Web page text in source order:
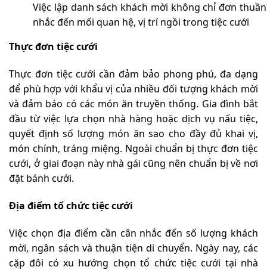
Việc lập danh sách khách mời không chỉ đơn
nhắc đến mối quan hệ, vị trí ngồi trong tiệc cưới
Thực đơn tiệc cưới
Thực đơn tiệc cưới cần đảm bảo phong phú, đa dạng
để phù hợp với khẩu vị của nhiều đối tượng khách mời
và đảm báo có các món ăn truyền thống. Gia đình bắt
đầu từ việc lựa chọn nhà hàng hoặc dịch vụ nấu tiệc,
quyết định số lượng món ăn sao cho đầy đủ khai vị,
món chính, tráng miệng. Ngoài chuẩn bị thực đơn tiệc
cưới, ở giai đoạn này nhà gái cũng nên chuẩn bị về nơi
đặt bánh cưới.
Địa điểm tổ chức tiệc cưới
Việc chọn địa điểm cần cân nhắc đến số lượng khách
mời, ngân sách và thuận tiện di chuyển. Ngày nay, các
cặp đôi có xu hướng chọn tổ chức tiệc cưới tại nhà